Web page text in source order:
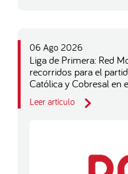
06 Ago 2026
Liga de Primera: Red
recorridos para el
Católica y Cobresal en
Leer artículo